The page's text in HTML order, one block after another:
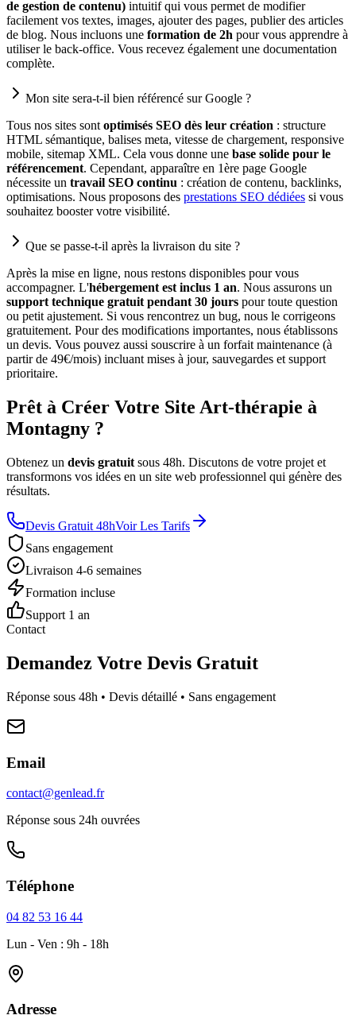
de gestion de contenu) intuitif qui vous permet de modifier
facilement vos textes, images, ajouter des pages, publier des articles
de blog. Nous incluons une formation de 2h pour vous apprendre à
utiliser le back-office. Vous recevez également une documentation
complète.
Mon site sera-t-il bien référencé sur Google ?
Tous nos sites sont optimisés SEO dès leur création : structure
HTML sémantique, balises meta, vitesse de chargement, responsive
mobile, sitemap XML. Cela vous donne une base solide pour le
référencement. Cependant, apparaître en 1ère page Google
nécessite un travail SEO continu : création de contenu, backlinks,
optimisations. Nous proposons des prestations SEO dédiées si vous
souhaitez booster votre visibilité.
Que se passe-t-il après la livraison du site ?
Après la mise en ligne, nous restons disponibles pour vous
accompagner. L'hébergement est inclus 1 an. Nous assurons un
support technique gratuit pendant 30 jours pour toute question
ou petit ajustement. Si vous rencontrez un bug, nous le corrigeons
gratuitement. Pour des modifications importantes, nous établissons
un devis. Vous pouvez aussi souscrire à un forfait maintenance (à
partir de 49€/mois) incluant mises à jour, sauvegardes et support
prioritaire.
Prêt à Créer Votre Site Art-thérapie à
Montagny ?
Obtenez un devis gratuit sous 48h. Discutons de votre projet et
transformons vos idées en un site web professionnel qui génère des
résultats.
Devis Gratuit 48hVoir Les Tarifs
Sans engagement
Livraison 4-6 semaines
Formation incluse
Support 1 an
Contact
Demandez Votre Devis Gratuit
Réponse sous 48h • Devis détaillé • Sans engagement
Email
contact@genlead.fr
Réponse sous 24h ouvrées
Téléphone
04 82 53 16 44
Lun - Ven : 9h - 18h
Adresse